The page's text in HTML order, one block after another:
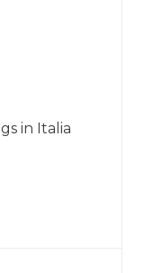
in Italia